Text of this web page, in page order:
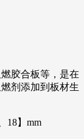
胶合板等，是在
剂添加到板材生
18】mm